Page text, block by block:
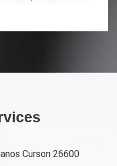
Curson 26600